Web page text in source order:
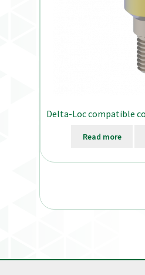
Delta-Loc compatible
Read more